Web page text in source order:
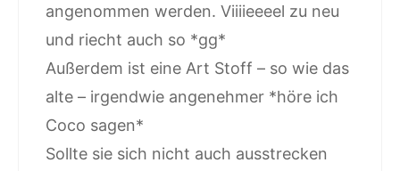
angenommen werden. Viiiieeeel zu neu
und riecht auch so *gg*
Außerdem ist eine Art Stoff – so wie das
alte – irgendwie angenehmer *höre ich
Coco sagen*
Sollte sie sich nicht auch ausstrecken